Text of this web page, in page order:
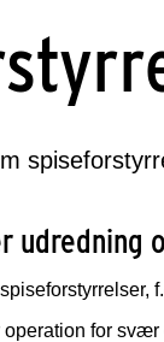
udredning
for